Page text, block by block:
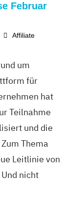
Februar
Affiliate
um
für
hat
Teilnahme
und die
Thema
Leitlinie von
nicht